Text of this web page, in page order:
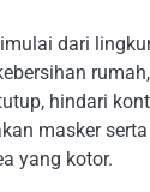
dari
hindari
masker
yang kotor.